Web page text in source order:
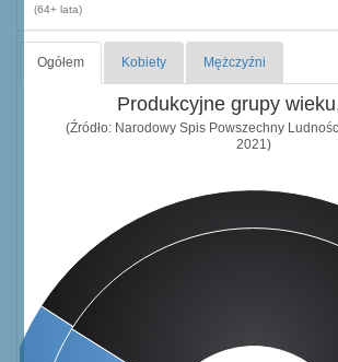
(64+ lata)
Ogółem Kobiety Mężczyźni
Produkcyjne grupy
(Źródło: Narodowy Spis Powszechny
2021)